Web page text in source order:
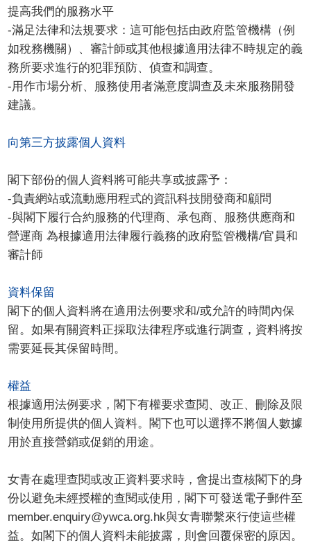
提高我們的服務水平
-滿足法律和法規要求：這可能包括由政府監管機構（例
如稅務機關）、審計師或其他根據適用法律不時規定的義
務所要求進行的犯罪預防、偵查和調查。
-用作市場分析、服務使用者滿意度調查及未來服務開發
建議。
向第三方披露個人資料
閣下部份的個人資料將可能共享或披露予：
-負責網站或流動應用程式的資訊科技開發商和顧問
-與閣下履行合約服務的代理商、承包商、服務供應商和
營運商 為根據適用法律履行義務的政府監管機構/官員和
審計師
資料保留
閣下的個人資料將在適用法例要求和/或允許的時間內保
留。如果有關資料正採取法律程序或進行調查，資料將按
需要延長其保留時間。
權益
根據適用法例要求，閣下有權要求查閱、改正、刪除及限
制使用所提供的個人資料。閣下也可以選擇不將個人數據
用於直接營銷或促銷的用途。
女青在處理查閱或改正資料要求時，會提出查核閣下的身
份以避免未經授權的查閱或使用，閣下可發送電子郵件至
member.enquiry@ywca.org.hk與女青聯繫來行使這些權
益。如閣下的個人資料未能披露，則會回覆保密的原因。